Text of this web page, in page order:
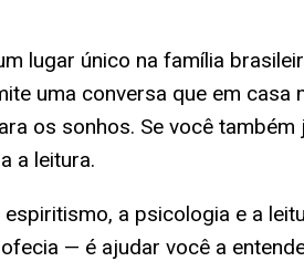
lugar único na família
uma conversa que em casa
os sonhos. Se você também
a leitura.
a psicologia e a
— é ajudar você a